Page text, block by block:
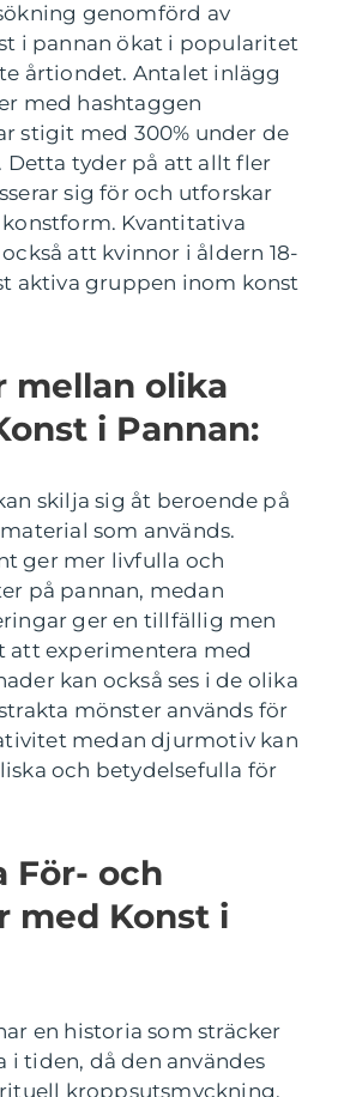
genomförd av
i pannan ökat i popularitet
årtiondet. Antalet inlägg
med hashtaggen
stigit med 300% under de
Detta tyder på att allt fler
sig för och utforskar
Kvantitativa
att kvinnor i åldern 18-
aktiva gruppen inom konst
mellan olika
i Pannan:
skilja sig åt beroende på
som används.
ger mer livfulla och
på pannan, medan
ger en tillfällig men
att experimentera med
kan också ses i de olika
mönster används för
medan djurmotiv kan
och betydelsefulla för
För- och
med Konst i
en historia som sträcker
tiden, då den användes
kroppsutsmyckning.